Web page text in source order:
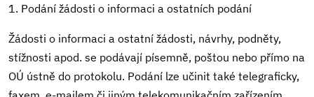
1. Podání žádosti o informaci a ostatních podání
Žádosti o informaci a ostatní žádosti, návrhy, podněty,
stížnosti apod. se podávají písemně, poštou nebo přímo na
OÚ ústně do protokolu. Podání lze učinit také telegraficky,